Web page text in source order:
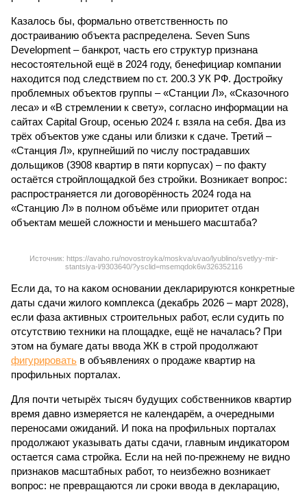
Казалось бы, формально ответственность по
достраиванию объекта распределена. Seven Suns
Development – банкрот, часть его структур признана
несостоятельной ещё в 2024 году, бенефициар компании
находится под следствием по ст. 200.3 УК РФ. Достройку
проблемных объектов группы – «Станции Л», «Сказочного
леса» и «В стремлении к свету», согласно информации на
сайтах Capital Group, осенью 2024 г. взяла на себя. Два из
трёх объектов уже сданы или близки к сдаче. Третий –
«Станция Л», крупнейший по числу пострадавших
дольщиков (3908 квартир в пяти корпусах) – по факту
остаётся стройплощадкой без стройки. Возникает вопрос:
распространяется ли договорённость 2024 года на
«Станцию Л» в полном объёме или приоритет отдан
объектам мешей сложности и меньшего масштаба?
Источник: https://avaho.ru/novostroyka/moskva/uvao/lyublino/svetlyy-mir-
stantsiya-l/9303640/?ysclid=msemqdok6w326352116
Если да, то на каком основании декларируются конкретные
даты сдачи жилого комплекса (декабрь 2026 – март 2028),
если фаза активных строительных работ, если судить по
отсутствию техники на площадке, ещё не началась? При
этом на бумаге даты ввода ЖК в строй продолжают
фигурировать в объявлениях о продаже квартир на
профильных порталах.
Для почти четырёх тысяч будущих собственников квартир
время давно измеряется не календарём, а очередными
переносами ожиданий. И пока на профильных порталах
продолжают указывать даты сдачи, главным индикатором
остается сама стройка. Если на ней по-прежнему не видно
признаков масштабных работ, то неизбежно возникает
вопрос: не превращаются ли сроки ввода в декларацию,